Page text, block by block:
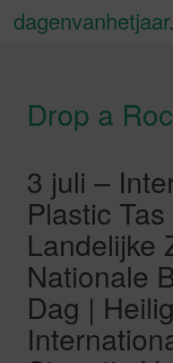
Drop a
3 juli –
Plastic
Landelijke
Nationale
Dag |